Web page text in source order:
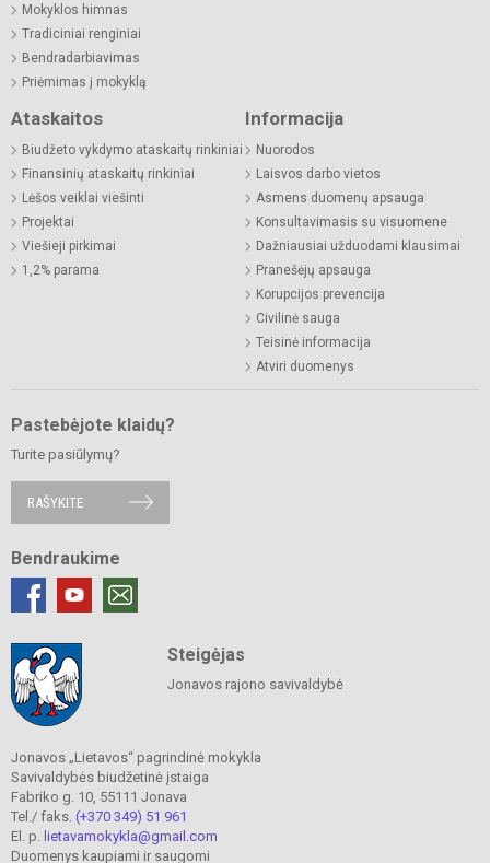
Mokyklos himnas
Tradiciniai renginiai
Bendradarbiavimas
Priėmimas į mokyklą
Ataskaitos
Biudžeto vykdymo ataskaitų rinkiniai
Finansinių ataskaitų rinkiniai
Lėšos veiklai viešinti
Projektai
Viešieji pirkimai
1,2% parama
Informacija
Nuorodos
Laisvos darbo vietos
Asmens duomenų apsauga
Konsultavimasis su visuomene
Dažniausiai užduodami klausimai
Pranešėjų apsauga
Korupcijos prevencija
Civilinė sauga
Teisinė informacija
Atviri duomenys
Pastebėjote klaidų?
Turite pasiūlymų?
RAŠYKITE
Bendraukime
Steigėjas
Jonavos rajono savivaldybė
Jonavos „Lietavos“ pagrindinė mokykla
Savivaldybės biudžetinė įstaiga
Fabriko g. 10, 55111 Jonava
Tel./ faks. (+370 349) 51 961
El. p. lietavamokykla@gmail.com
Duomenys kaupiami ir saugomi